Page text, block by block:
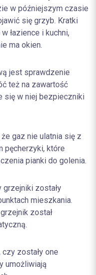
w późniejszym czasie
się grzyb. Kratki
łazience i kuchni,
ma okien.
jest sprawdzenie
też na zawartość
się w niej bezpieczniki
gaz nie ulatnia się z
pęcherzyki, które
pianki do golenia.
grzejniki zostały
mieszkania.
został
czy zostały one
umożliwiają